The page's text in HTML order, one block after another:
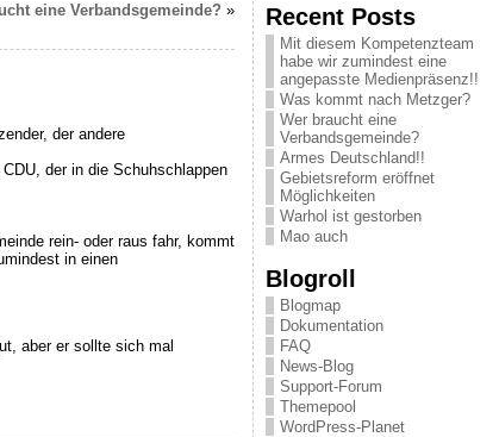
eine Verbandsgemeinde? »
der andere
der in die Schuhschlappen
rein- oder raus fahr, kommt
in einen
aber er sollte sich mal
Recent Posts
Mit diesem Kompetenzteam
habe wir zumindest eine
angepasste Medienpräsenz!!
Was kommt nach Metzger?
Wer braucht eine
Verbandsgemeinde?
Armes Deutschland!!
Gebietsreform eröffnet
Möglichkeiten
Warhol ist gestorben
Mao auch
Blogroll
Blogmap
Dokumentation
FAQ
News-Blog
Support-Forum
Themepool
WordPress-Planet